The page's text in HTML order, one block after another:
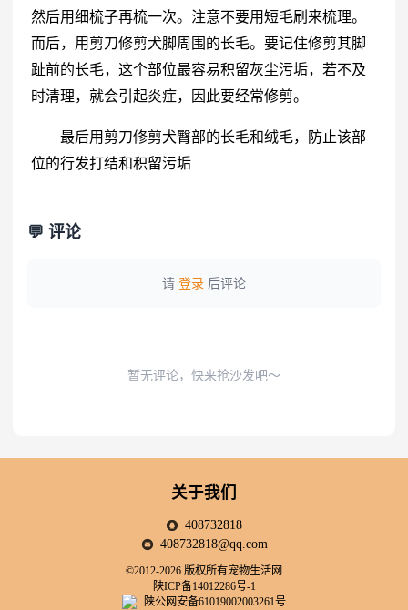
然后用细梳子再梳一次。注意不要用短毛刷来梳理。
而后，用剪刀修剪犬脚周围的长毛。要记住修剪其脚
趾前的长毛，这个部位最容易积留灰尘污垢，若不及
时清理，就会引起炎症，因此要经常修剪。
最后用剪刀修剪犬臀部的长毛和绒毛，防止该部
位的行发打结和积留污垢
💬 评论
请 登录 后评论
暂无评论，快来抢沙发吧～
关于我们
408732818
408732818@qq.com
©2012-2026 版权所有宠物生活网
陕ICP备14012286号-1
陕公网安备61019002003261号